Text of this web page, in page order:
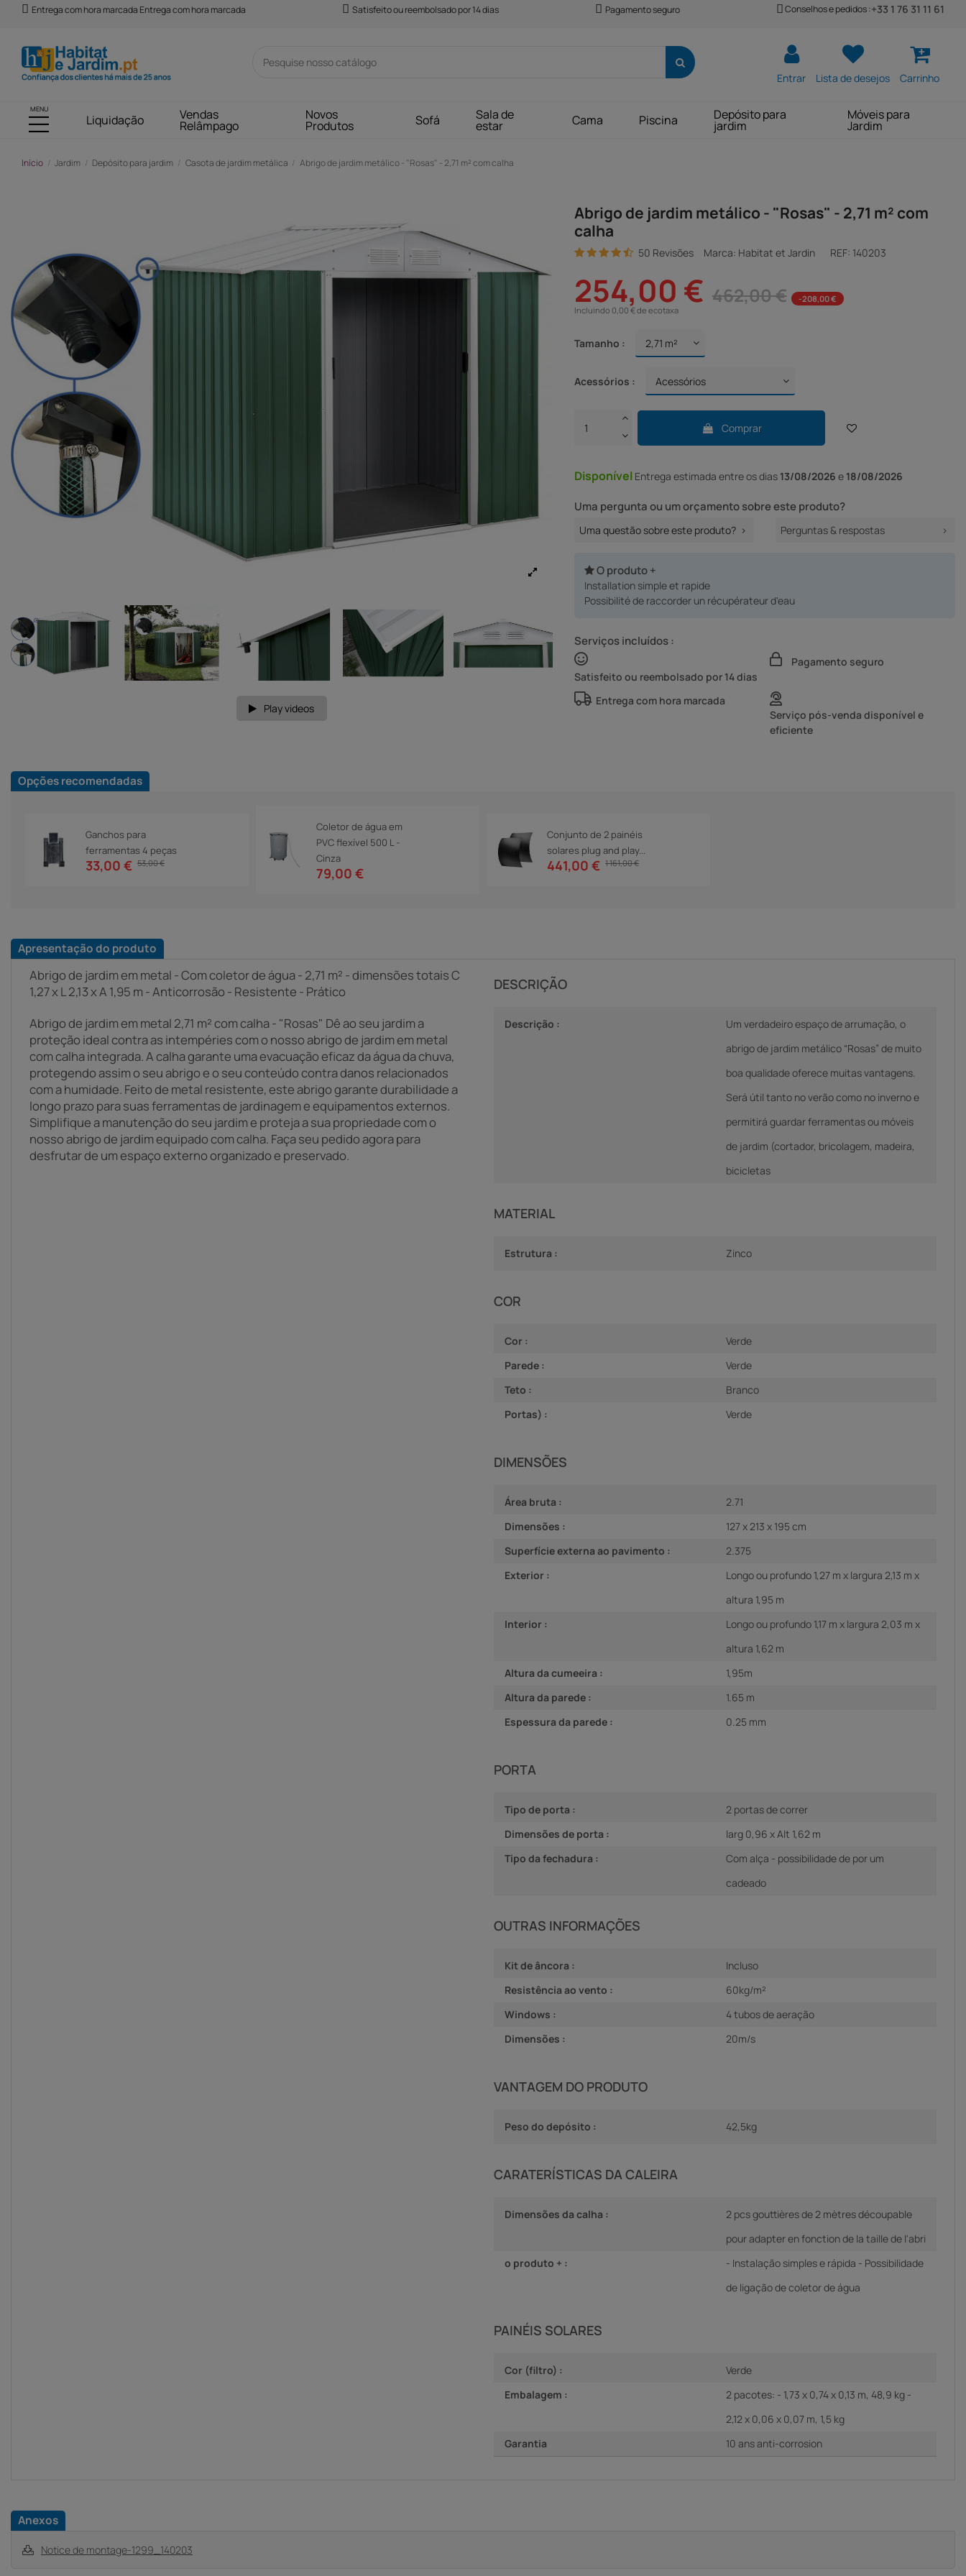
Entrega com hora marcada Entrega com hora marcada Satisfeito ou reembolsado por 14 dias Pagamento seguro Conselhos e pedidos :+33 1 76 31 11 61
Entrar Lista de desejos Carrinho
MENU
Liquidação Vendas
Relâmpago
Novos
Produtos Sofá Sala de
estar Cama Piscina Depósito para
jardim
Móveis para
Jardim
Início Jardim Depósito para jardim Casota de jardim metálica Abrigo de jardim metálico - "Rosas" - 2,71 m² com calha
Play videos
Abrigo de jardim metálico - "Rosas" - 2,71 m² com
calha
50 Revisões Marca: Habitat et Jardin REF: 140203
254,00 € 462,00 €
-208,00 €
Incluindo 0,00 € de ecotaxa
Tamanho :
Acessórios :
Comprar
Disponível Entrega estimada entre os dias 13/08/2026 e 18/08/2026
Uma pergunta ou um orçamento sobre este produto?
Uma questão sobre este produto? Perguntas & respostas
O produto +
Installation simple et rapide
Possibilité de raccorder un récupérateur d'eau
Serviços incluídos :
Satisfeito ou reembolsado por 14 dias
Pagamento seguro
Entrega com hora marcada
Serviço pós-venda disponível e
eficiente
Opções recomendadas
Ganchos para
ferramentas 4 peças
33,00 € 53,00 €
Coletor de água em
PVC flexível 500 L -
Cinza
79,00 €
Conjunto de 2 painéis
solares plug and play...
441,00 € 1 161,00 €
Apresentação do produto
Abrigo de jardim em metal - Com coletor de água - 2,71 m² - dimensões totais C
1,27 x L 2,13 x A 1,95 m - Anticorrosão - Resistente - Prático
Abrigo de jardim em metal 2,71 m² com calha - "Rosas" Dê ao seu jardim a
proteção ideal contra as intempéries com o nosso abrigo de jardim em metal
com calha integrada. A calha garante uma evacuação eficaz da água da chuva,
protegendo assim o seu abrigo e o seu conteúdo contra danos relacionados
com a humidade. Feito de metal resistente, este abrigo garante durabilidade a
longo prazo para suas ferramentas de jardinagem e equipamentos externos.
Simplifique a manutenção do seu jardim e proteja a sua propriedade com o
nosso abrigo de jardim equipado com calha. Faça seu pedido agora para
desfrutar de um espaço externo organizado e preservado.
DESCRIÇÃO
Descrição :
Um verdadeiro espaço de arrumação, o
abrigo de jardim metálico “Rosas” de muito
boa qualidade oferece muitas vantagens.
Será útil tanto no verão como no inverno e
permitirá guardar ferramentas ou móveis
de jardim (cortador, bricolagem, madeira,
bicicletas
MATERIAL
Estrutura : Zinco
COR
Cor :
Verde
Parede :
Verde
Teto :
Branco
Portas) :
Verde
DIMENSÕES
Área bruta :
2.71
Dimensões :
127 x 213 x 195 cm
Superfície externa ao pavimento :
2.375
Exterior :
Longo ou profundo 1,27 m x largura 2,13 m x
altura 1,95 m
Interior :
Longo ou profundo 1,17 m x largura 2,03 m x
altura 1,62 m
Altura da cumeeira :
1,95m
Altura da parede :
1.65 m
Espessura da parede :
0.25 mm
PORTA
Tipo de porta :
2 portas de correr
Dimensões de porta :
larg 0,96 x Alt 1,62 m
Tipo da fechadura :
Com alça - possibilidade de por um
cadeado
OUTRAS INFORMAÇÕES
Kit de âncora :
Incluso
Resistência ao vento :
60kg/m²
Windows :
4 tubos de aeração
Dimensões :
20m/s
VANTAGEM DO PRODUTO
Peso do depósito : 42,5kg
CARATERÍSTICAS DA CALEIRA
Dimensões da calha :
2 pcs gouttières de 2 mètres découpable
pour adapter en fonction de la taille de l'abri
o produto + :
- Instalação simples e rápida - Possibilidade
de ligação de coletor de água
PAINÉIS SOLARES
Cor (filtro) :
Verde
Embalagem :
2 pacotes: - 1,73 x 0,74 x 0,13 m, 48,9 kg -
2,12 x 0,06 x 0,07 m, 1,5 kg
Garantia
10 ans anti-corrosion
Anexos
Notice de montage-1299_140203